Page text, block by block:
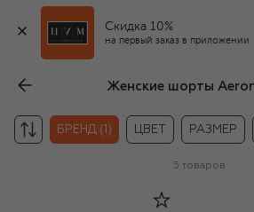
Скидка 10%
на первый заказ в приложении
БРЕНД (1) ЦВЕТ РАЗМЕР
5 товаров